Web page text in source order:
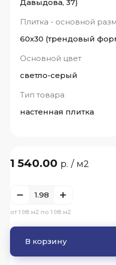
Давыдова, 37)
Плитка - основной
60x30 (трендовый
Основной цвет
светло-серый
Тип товара
настенная плитка
1 540.00 р. / м2
от 1.98 м2 по 1.98 м2
В корзину